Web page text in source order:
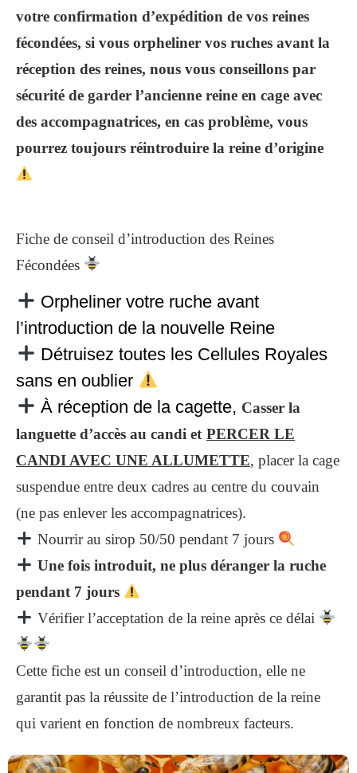
votre confirmation d’expédition de vos reines
fécondées, si vous orpheliner vos ruches avant la
réception des reines, nous vous conseillons par
sécurité de garder l’ancienne reine en cage avec
des accompagnatrices, en cas problème, vous
pourrez toujours réintroduire la reine d’origine
Fiche de conseil d’introduction des Reines
Fécondées
Orpheliner votre ruche avant
l’introduction de la nouvelle Reine
Détruisez toutes les Cellules Royales
sans en oublier
À réception de la cagette, Casser la
languette d’accès au candi et PERCER LE
CANDI AVEC UNE ALLUMETTE, placer la cage
suspendue entre deux cadres au centre du couvain
(ne pas enlever les accompagnatrices).
Nourrir au sirop 50/50 pendant 7 jours
Une fois introduit, ne plus déranger la ruche
pendant 7 jours
Vérifier l’acceptation de la reine après ce délai
Cette fiche est un conseil d’introduction, elle ne
garantit pas la réussite de l’introduction de la reine
qui varient en fonction de nombreux facteurs.